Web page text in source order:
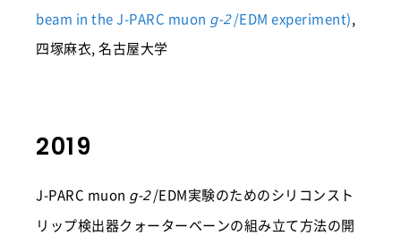
beam in the J-PARC muon g-2 /EDM experiment),
四塚麻衣, 名古屋大学
2019
J-PARC muon g-2 /EDM実験のためのシリコンスト
リップ検出器クォーターベーンの組み立て方法の開